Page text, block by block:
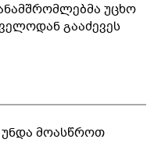
უცხო
გააძევეს
უნდა მოასწროთ